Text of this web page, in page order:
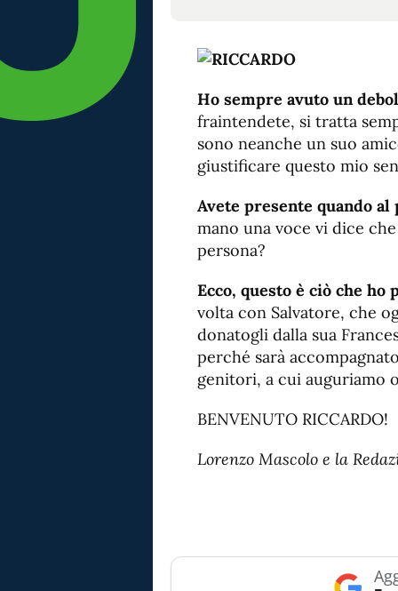
Ho sempre avuto un
fraintendete, si tratta
sono neanche un suo
giustificare questo mio
Avete presente quando
mano una voce vi dice
persona?
Ecco, questo è ciò che ho
volta con Salvatore, che
donatogli dalla sua
perché sarà
genitori, a cui auguriamo
BENVENUTO RICCARDO!
Lorenzo Mascolo e la